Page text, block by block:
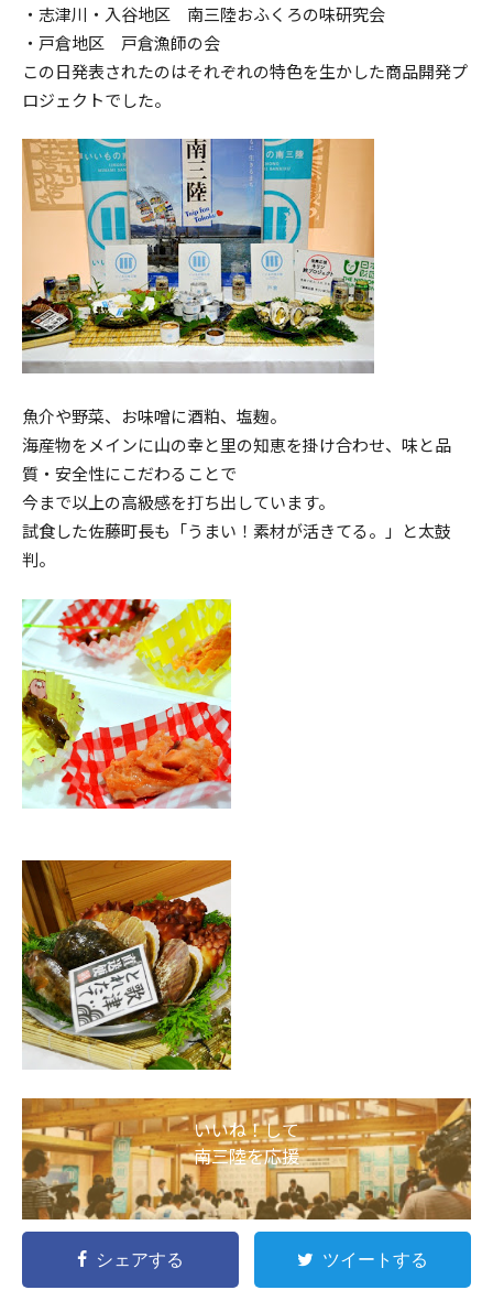
・志津川・入谷地区 南三陸おふくろの味研究会
・戸倉地区 戸倉漁師の会
この日発表されたのはそれぞれの特色を生かした商品開発プ
ロジェクトでした。
魚介や野菜、お味噌に酒粕、塩麹。
海産物をメインに山の幸と里の知恵を掛け合わせ、味と品
質・安全性にこだわることで
今まで以上の高級感を打ち出しています。
試食した佐藤町長も「うまい！素材が活きてる。」と太鼓
判。
いいね！して
南三陸を応援
シェアする ツイートする